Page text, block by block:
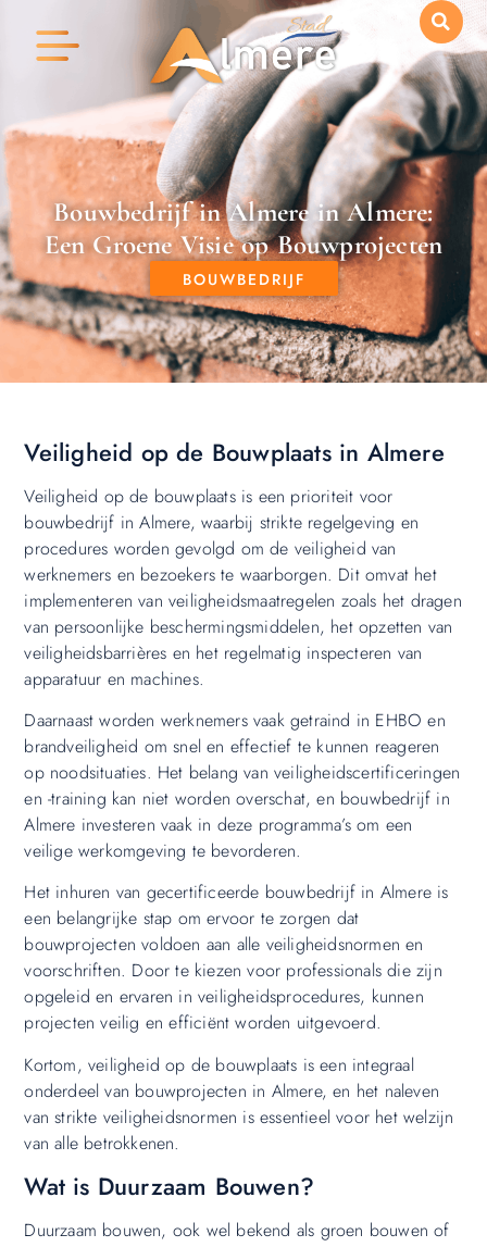
Bouwbedrijf in Almere in Almere:
Een Groene Visie op Bouwprojecten
BOUWBEDRIJF
Veiligheid op de Bouwplaats in Almere
Veiligheid op de bouwplaats is een prioriteit voor
bouwbedrijf in Almere, waarbij strikte regelgeving en
procedures worden gevolgd om de veiligheid van
werknemers en bezoekers te waarborgen. Dit omvat het
implementeren van veiligheidsmaatregelen zoals het dragen
van persoonlijke beschermingsmiddelen, het opzetten van
veiligheidsbarrières en het regelmatig inspecteren van
apparatuur en machines.
Daarnaast worden werknemers vaak getraind in EHBO en
brandveiligheid om snel en effectief te kunnen reageren
op noodsituaties. Het belang van veiligheidscertificeringen
en -training kan niet worden overschat, en bouwbedrijf in
Almere investeren vaak in deze programma’s om een
veilige werkomgeving te bevorderen.
Het inhuren van gecertificeerde bouwbedrijf in Almere is
een belangrijke stap om ervoor te zorgen dat
bouwprojecten voldoen aan alle veiligheidsnormen en
voorschriften. Door te kiezen voor professionals die zijn
opgeleid en ervaren in veiligheidsprocedures, kunnen
projecten veilig en efficiënt worden uitgevoerd.
Kortom, veiligheid op de bouwplaats is een integraal
onderdeel van bouwprojecten in Almere, en het naleven
van strikte veiligheidsnormen is essentieel voor het welzijn
van alle betrokkenen.
Wat is Duurzaam Bouwen?
Duurzaam bouwen, ook wel bekend als groen bouwen of